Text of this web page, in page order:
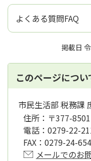
よくある質問FAQ
掲載日
このページにつ
市民生活部 税務課
住所： 〒377-
電話： 0279-22-
FAX： 0279-24-
メールでのお